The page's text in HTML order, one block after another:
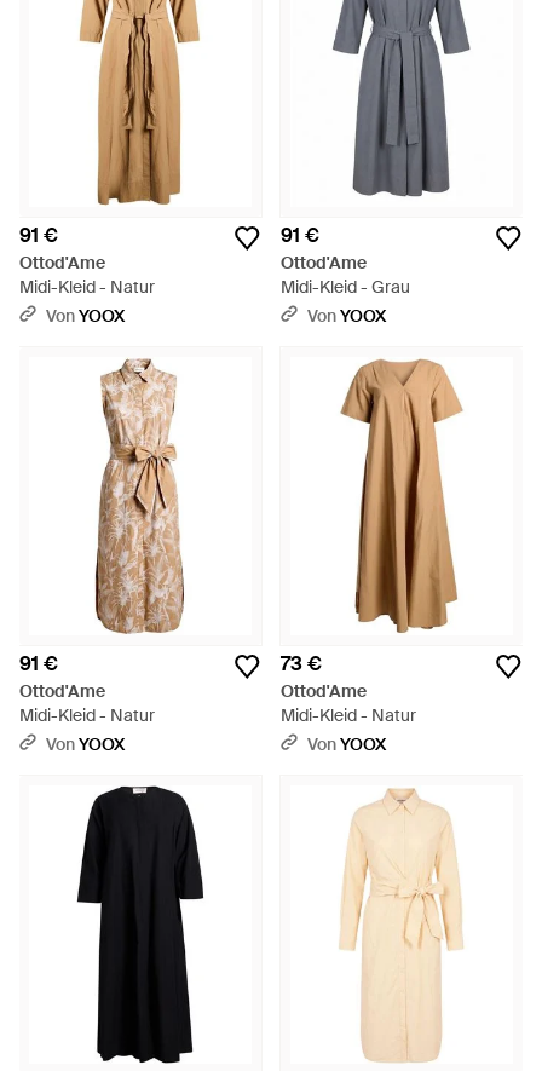
91 €
Ottod'Ame
Midi-Kleid - Natur
VonYOOX
91 €
Ottod'Ame
Midi-Kleid - Grau
VonYOOX
91 €
Ottod'Ame
Midi-Kleid - Natur
VonYOOX
73 €
Ottod'Ame
Midi-Kleid - Natur
VonYOOX